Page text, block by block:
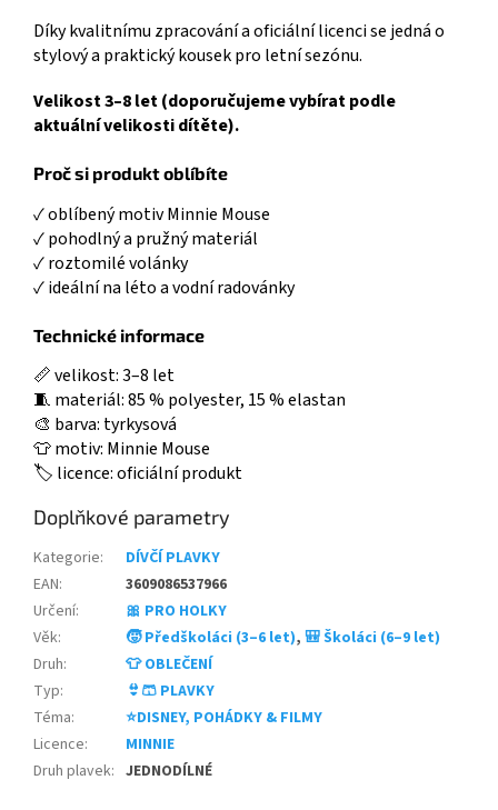
Díky kvalitnímu zpracování a oficiální licenci se jedná o
stylový a praktický kousek pro letní sezónu.
Velikost 3–8 let (doporučujeme vybírat podle
aktuální velikosti dítěte).
Proč si produkt oblíbíte
✓ oblíbený motiv Minnie Mouse
✓ pohodlný a pružný materiál
✓ roztomilé volánky
✓ ideální na léto a vodní radovánky
Technické informace
📏 velikost: 3–8 let
🧵 materiál: 85 % polyester, 15 % elastan
🎨 barva: tyrkysová
👕 motiv: Minnie Mouse
🏷️ licence: oficiální produkt
Doplňkové parametry
Kategorie:
DÍVČÍ PLAVKY
EAN:
3609086537966
Určení:
🎀 PRO HOLKY
Věk: 🧒 Předškoláci (3–6 let), 🎒 Školáci (6–9 let)
Druh:
👕 OBLEČENÍ
Typ:
👙🩳 PLAVKY
Téma:
⭐DISNEY, POHÁDKY & FILMY
Licence:
MINNIE
Druh plavek: JEDNODÍLNÉ